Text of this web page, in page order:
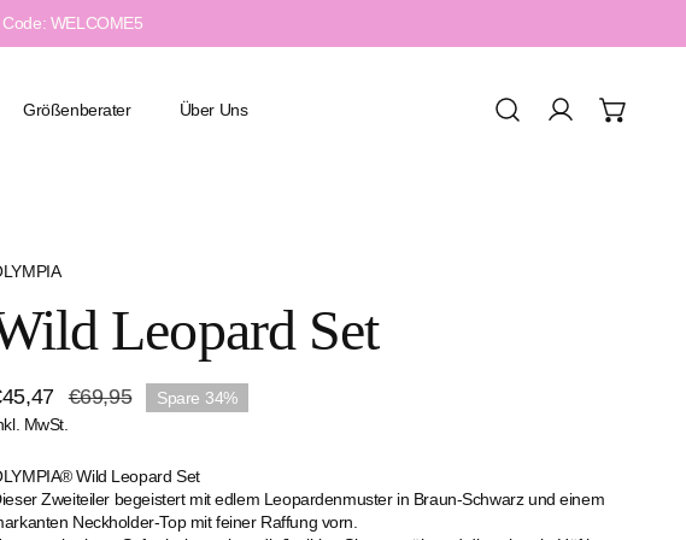
WELCOME5
Spa & Wellness
Größenberater Über Uns Einloggen
Leopard Set
€69,95 Spare 34%
MwSt.
Wild Leopard Set
Zweiteiler begeistert mit edlem Leopardenmuster in Braun-Schwarz und einem
Neckholder-Top mit feiner Raffung vorn.